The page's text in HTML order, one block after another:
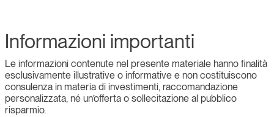
Informazioni importanti
Le informazioni contenute nel presente materiale hanno finalità
esclusivamente illustrative o informative e non costituiscono
consulenza in materia di investimenti, raccomandazione
personalizzata, né un’offerta o sollecitazione al pubblico
risparmio.